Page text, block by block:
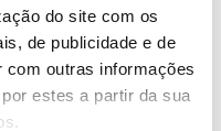
do site com os
de publicidade e de
com outras informações
estes a partir da sua
de Rosas
€Price